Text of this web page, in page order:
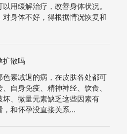
用缓解治疗，改善身体状况。
对身体不好，得根据情况恢复和
扩散吗
色素减退的病，在皮肤各处都可
自身免疫、精神神经、饮食、
坏、微量元素缺乏这些因素有
，和怀孕没直接关系...